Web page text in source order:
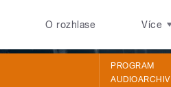
O rozhlase Více
PROGRAM
AUDIOARCHIV